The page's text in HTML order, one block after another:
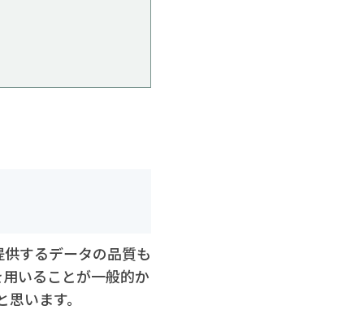
するデータの品質も
いることが一般的か
います。